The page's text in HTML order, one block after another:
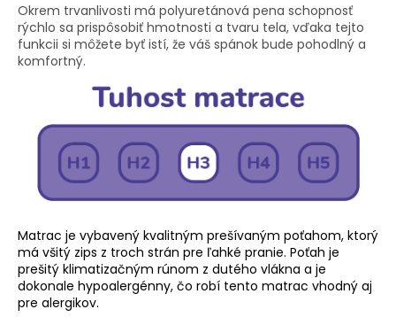
Okrem trvanlivosti má polyuretánová pena schopnosť
rýchlo sa prispôsobiť hmotnosti a tvaru tela, vďaka tejto
funkcii si môžete byť istí, že váš spánok bude pohodlný a
komfortný.
Matrac je vybavený kvalitným prešívaným poťahom, ktorý
má všitý zips z troch strán pre ľahké pranie. Poťah je
prešitý klimatizačným rúnom z dutého vlákna a je
dokonale hypoalergénny, čo robí tento matrac vhodný aj
pre alergikov.